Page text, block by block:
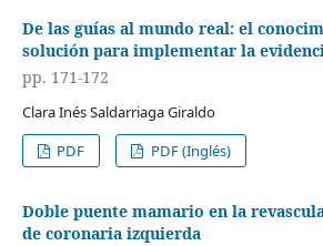
De las guías al mundo real: el
solución para implementar la
pp. 171-172
Clara Inés Saldarriaga Giraldo
PDF
PDF (Inglés)
Doble puente mamario en la
de coronaria izquierda